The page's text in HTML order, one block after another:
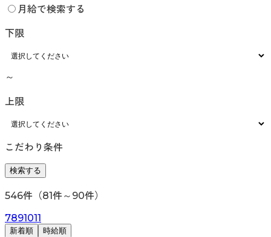
月給で検索する
下限
～
上限
こだわり条件
検索する
546件（81件～ 90件）
7891011
新着順 時給順